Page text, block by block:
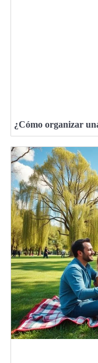
¿Cómo organizar